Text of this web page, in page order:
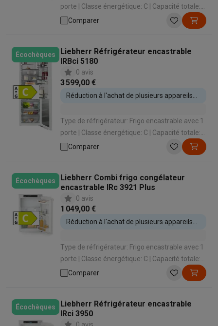
porte | Classe énergétique: C | Capacité totale:
191 L | Hauteur d'encastrement: 1231 mm |
Comparer
Écochèques
Liebherr Réfrigérateur encastrable
IRBci 5180
0 avis
3 599,00 €
Réduction à l'achat de plusieurs appareils
Type de réfrigérateur: Frigo encastrable avec 1
porte | Classe énergétique: C | Capacité totale:
296 L | Hauteur d'encastrement: 1788 mm |
Comparer
Écochèques
Liebherr Combi frigo congélateur
encastrable IRc 3921 Plus
0 avis
1 049,00 €
Réduction à l'achat de plusieurs appareils
Type de réfrigérateur: Frigo encastrable avec 1
porte | Classe énergétique: C | Capacité totale:
117 L | Hauteur d'encastrement: 890 mm |
Système de refroidissement: Dynamique
Comparer
Écochèques
Liebherr Réfrigérateur encastrable
IRci 3950